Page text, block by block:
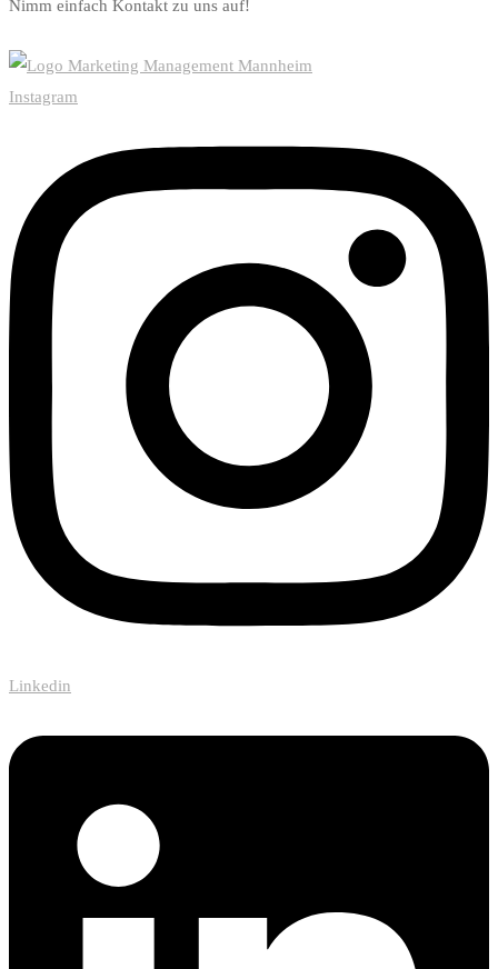
Nimm einfach Kontakt zu uns auf!
Instagram
Linkedin